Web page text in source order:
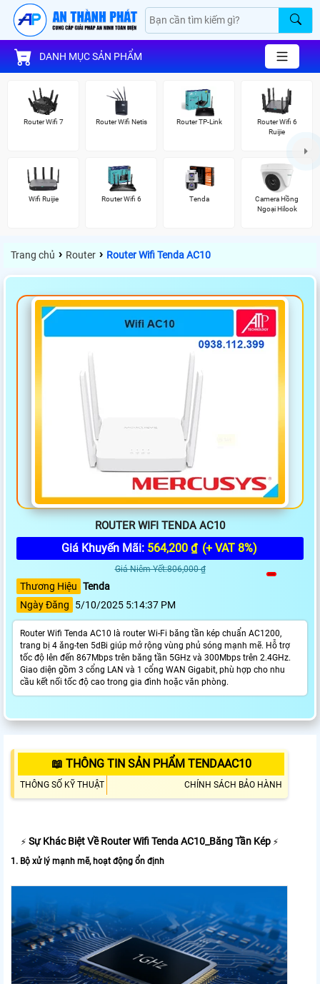
DANH MỤC SẢN PHẨM
Router Wifi 7 Router Wifi Netis Router TP-Link
Router Wifi 6
Ruijie
Wifi Ruijie Router Wifi 6 Tenda
Camera Hồng
Ngoại Hilook
Trang chủ › Router › Router Wifi Tenda AC10
ROUTER WIFI TENDA AC10
Giá Khuyến Mãi: 564,200 ₫ (+ VAT 8%)
Giá Niêm Yết:806,000 ₫
Thương Hiệu Tenda
Ngày Đăng
5/10/2025 5:14:37 PM
Router Wifi Tenda AC10 là router Wi-Fi băng tần kép chuẩn AC1200,
trang bị 4 ăng-ten 5dBi giúp mở rộng vùng phủ sóng mạnh mẽ. Hỗ trợ
tốc độ lên đến 867Mbps trên băng tần 5GHz và 300Mbps trên 2.4GHz.
Giao diện gồm 3 cổng LAN và 1 cổng WAN Gigabit, phù hợp cho nhu
cầu kết nối tốc độ cao trong gia đình hoặc văn phòng.
📖 THÔNG TIN SẢN PHẨM TENDAAC10
THÔNG SỐ KỸ THUẬT CHÍNH SÁCH BẢO HÀNH
⚡ Sự Khác Biệt Về Router Wifi Tenda AC10_Băng Tần Kép ⚡
1. Bộ xử lý mạnh mẽ, hoạt động ổn định